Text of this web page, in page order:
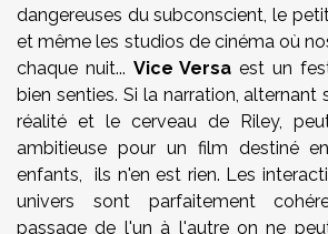
dangereuses du subconscient, le
et même les studios de cinéma où
chaque nuit... Vice Versa est un
bien senties. Si la narration, alternant
réalité et le cerveau de Riley,
ambitieuse pour un film destiné
enfants, ils n'en est rien. Les
univers sont parfaitement
passage de l'un à l'autre on ne